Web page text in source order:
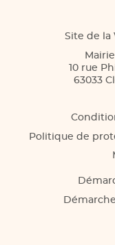
Site de la
10 rue
63033
Politique de